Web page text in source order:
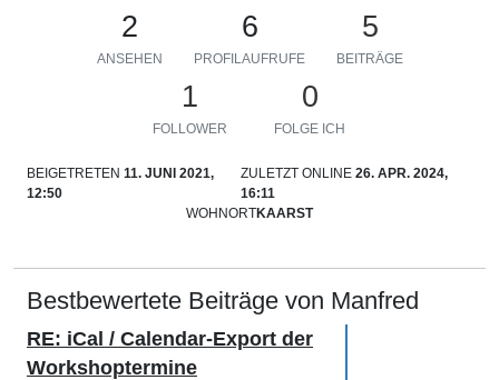
2
ANSEHEN
6
PROFILAUFRUFE
5
BEITRÄGE
1
FOLLOWER
0
FOLGE ICH
BEIGETRETEN 11. JUNI 2021,
12:50
ZULETZT ONLINE 26. APR. 2024,
16:11
WOHNORTKAARST
Bestbewertete Beiträge von Manfred
RE: iCal / Calendar-Export der
Workshoptermine